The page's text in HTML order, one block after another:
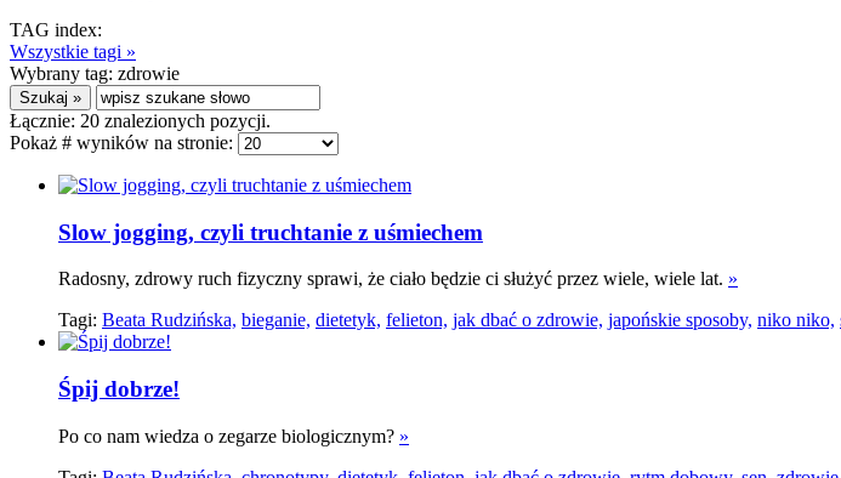
TAG index:
Wszystkie tagi »
Wybrany tag: zdrowie
Łącznie: 20 znalezionych pozycji.
Pokaż # wyników na stronie:
Slow jogging, czyli truchtanie z uśmiechem
Radosny, zdrowy ruch fizyczny sprawi, że ciało będzie ci służyć przez wiele, wiele lat. »
Tagi: Beata Rudzińska, bieganie, dietetyk, felieton, jak dbać o zdrowie, japońskie sposoby, niko niko,
Śpij dobrze!
Po co nam wiedza o zegarze biologicznym? »